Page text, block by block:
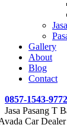
Gallery
About
Blog
Contact
0857-1543-9772
Jasa Pasang T